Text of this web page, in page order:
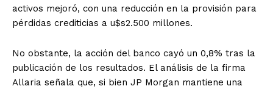
activos mejoró, con una reducción en la provisión para
pérdidas crediticias a u$s2.500 millones.
No obstante, la acción del banco cayó un 0,8% tras la
publicación de los resultados. El análisis de la firma
Allaria señala que, si bien JP Morgan mantiene una